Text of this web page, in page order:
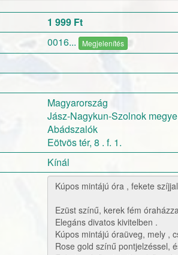
1 999 Ft
0016... Megjelenítés
Magyarország
Jász-Nagykun-Szolnok megye
Abádszalók
Eötvös tér, 8 . f. 1.
Kínál